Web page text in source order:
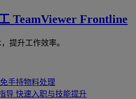
TeamViewer Frontline
提升工作效率。
免手持物料处理
导 快速入职与技能提升